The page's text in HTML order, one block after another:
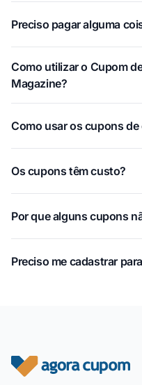
Preciso pagar alguma
Como utilizar o Cupom
Magazine?
Como usar os cupons
Os cupons têm custo?
Por que alguns cupons
Preciso me cadastrar
Rodapé do site